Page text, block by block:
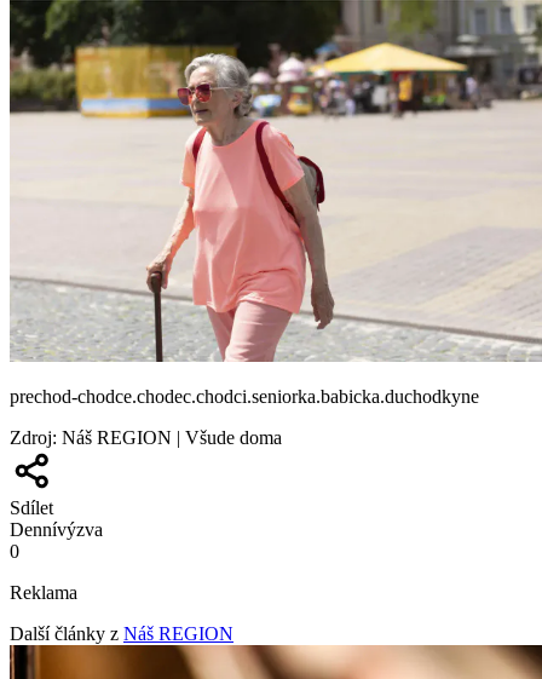
prechod-chodce.chodec.chodci.seniorka.babicka.duchodkyne
Zdroj: Náš REGION | Všude doma
Sdílet
Dennívýzva
0
Reklama
Další články z Náš REGION